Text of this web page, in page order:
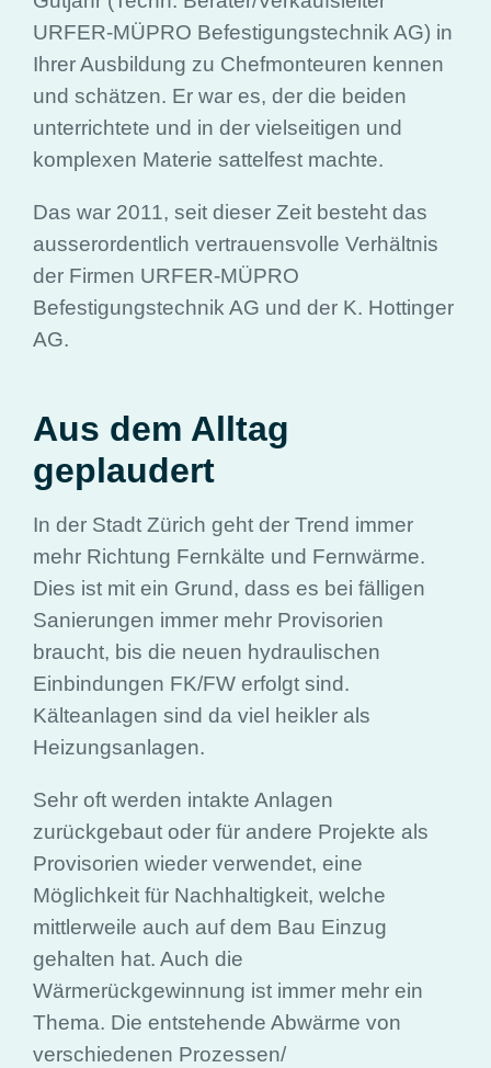
URFER-MÜPRO Befestigungstechnik AG) in
Ihrer Ausbildung zu Chefmonteuren kennen
und schätzen. Er war es, der die beiden
unterrichtete und in der vielseitigen und
komplexen Materie sattelfest machte.
Das war 2011, seit dieser Zeit besteht das
ausserordentlich vertrauensvolle Verhältnis
der Firmen URFER-MÜPRO
Befestigungstechnik AG und der K. Hottinger
AG.
Aus dem Alltag
geplaudert
In der Stadt Zürich geht der Trend immer
mehr Richtung Fernkälte und Fernwärme.
Dies ist mit ein Grund, dass es bei fälligen
Sanierungen immer mehr Provisorien
braucht, bis die neuen hydraulischen
Einbindungen FK/FW erfolgt sind.
Kälteanlagen sind da viel heikler als
Heizungsanlagen.
Sehr oft werden intakte Anlagen
zurückgebaut oder für andere Projekte als
Provisorien wieder verwendet, eine
Möglichkeit für Nachhaltigkeit, welche
mittlerweile auch auf dem Bau Einzug
gehalten hat. Auch die
Wärmerückgewinnung ist immer mehr ein
Thema. Die entstehende Abwärme von
verschiedenen Prozessen/